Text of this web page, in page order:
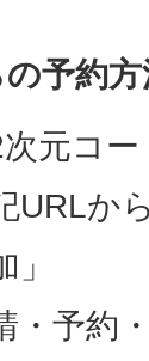
予約方
元コー
URLか
・予約